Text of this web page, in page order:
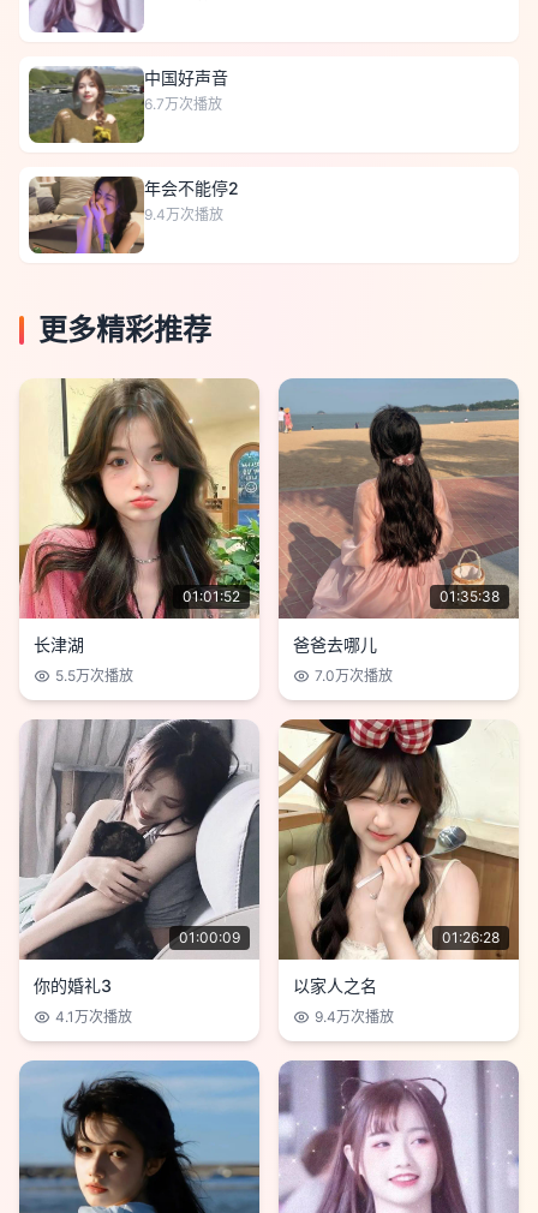
中国好声音
6.7万次播放
年会不能停2
9.4万次播放
更多精彩推荐
01:01:52
长津湖
5.5万次播放
01:35:38
爸爸去哪儿
7.0万次播放
01:00:09
你的婚礼3
4.1万次播放
01:26:28
以家人之名
9.4万次播放